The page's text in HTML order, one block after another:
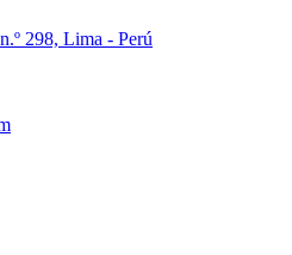
298, Lima - Perú